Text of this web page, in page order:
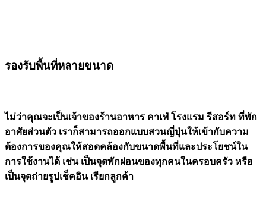
รองรับพื้นที่หลายขนาด
ไม่ว่าคุณจะเป็นเจ้าของร้านอาหาร คาเฟ่ โรงแรม รีสอร์ท ที่พัก
อาศัยส่วนตัว เราก็สามารถออกแบบสวนญี่ปุ่นให้เข้ากับความ
ต้องการของคุณให้สอดคล้องกับขนาดพื้นที่และประโยชน์ใน
การใช้งานได้ เช่น เป็นจุดพักผ่อนของทุกคนในครอบครัว หรือ
เป็นจุดถ่ายรูปเช็คอิน เรียกลูกค้า